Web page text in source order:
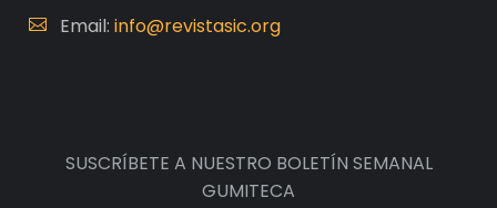
Email: info@revistasic.org
SUSCRÍBETE A NUESTRO BOLETÍN SEMANAL
GUMITECA